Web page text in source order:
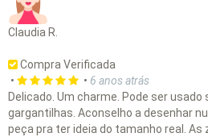
Claudia R.
Compra Verificada
•
• 6 anos atrás
Delicado. Um charme. Pode ser
gargantilhas. Aconselho a desenhar
peça pra ter ideia do tamanho real. As